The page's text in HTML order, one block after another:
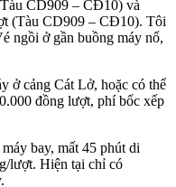
CD909 – CĐ10) và
(Tàu CD909 – CĐ10). Tôi
ngồi ở gần buồng máy nổ,
ở cảng Cát Lở, hoặc có thể
đồng lượt, phí bốc xếp
bay, mất 45 phút di
lượt. Hiện tại chỉ có